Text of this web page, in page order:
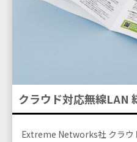
クラウド対応無線LAN
Extreme Networks社 クラウ